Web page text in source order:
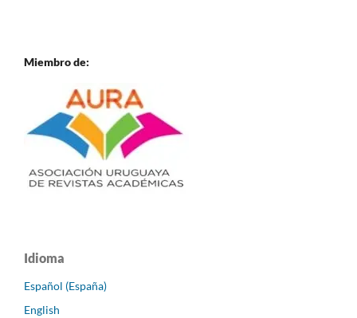
Miembro de:
Idioma
Español (España)
English